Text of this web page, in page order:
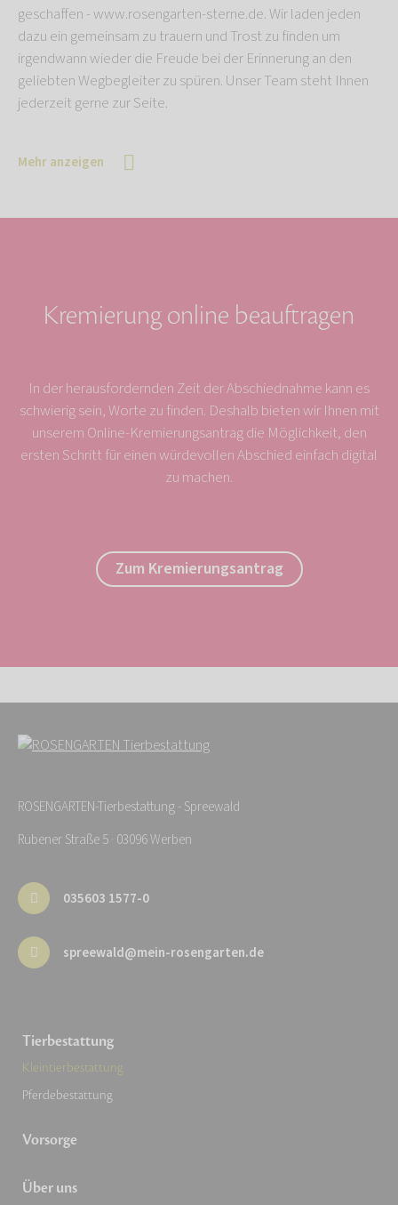
geschaffen - www.rosengarten-sterne.de. Wir laden jeden
dazu ein gemeinsam zu trauern und Trost zu finden um
irgendwann wieder die Freude bei der Erinnerung an den
geliebten Wegbegleiter zu spüren. Unser Team steht Ihnen
jederzeit gerne zur Seite.
Mehr anzeigen
Kremierung online beauftragen
In der herausfordernden Zeit der Abschiednahme kann es
schwierig sein, Worte zu finden. Deshalb bieten wir Ihnen mit
unserem Online-Kremierungsantrag die Möglichkeit, den
ersten Schritt für einen würdevollen Abschied einfach digital
zu machen.
Zum Kremierungsantrag
ROSENGARTEN-Tierbestattung - Spreewald
Rubener Straße 5 · 03096 Werben
035603 1577-0
spreewald@mein-rosengarten.de
Tierbestattung
Kleintierbestattung
Pferdebestattung
Vorsorge
Über uns